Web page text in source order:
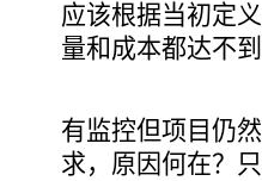
应该根据当初定
量和成本都达不
有监控但项目仍
求，原因何在？